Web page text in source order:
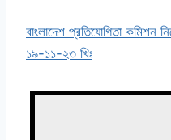
বাংলাদেশ প্রতিযোগিতা কমিশন
১৯-১১-২৩ খিঃ